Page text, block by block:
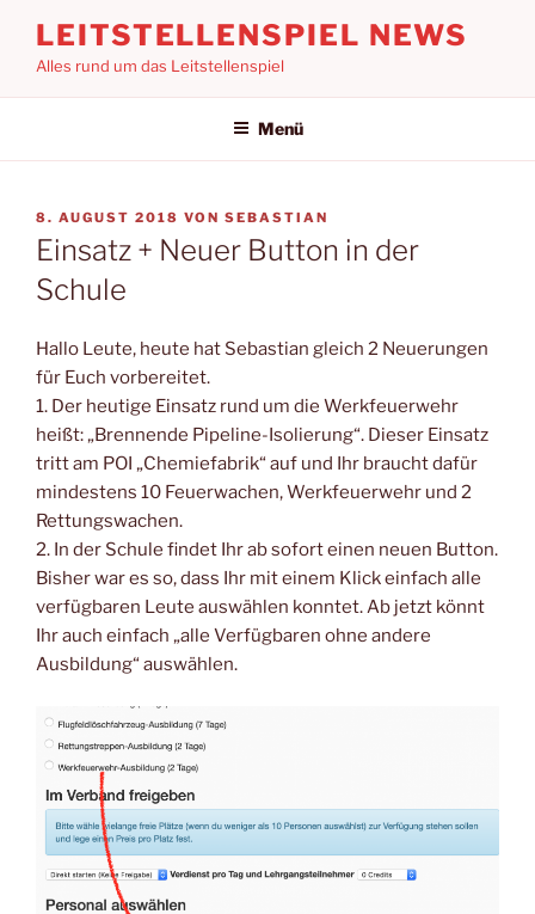
Inhalt
springen
LEITSTELLENSPIEL NEWS
Alles rund um das Leitstellenspiel
Menü
VERÖFFENTLICHT
AM
8. AUGUST 2018 VON SEBASTIAN
Einsatz + Neuer Button in der
Schule
Hallo Leute, heute hat Sebastian gleich 2 Neuerungen
für Euch vorbereitet.
1. Der heutige Einsatz rund um die Werkfeuerwehr
heißt: „Brennende Pipeline-Isolierung“. Dieser Einsatz
tritt am POI „Chemiefabrik“ auf und Ihr braucht dafür
mindestens 10 Feuerwachen, Werkfeuerwehr und 2
Rettungswachen.
2. In der Schule findet Ihr ab sofort einen neuen Button.
Bisher war es so, dass Ihr mit einem Klick einfach alle
verfügbaren Leute auswählen konntet. Ab jetzt könnt
Ihr auch einfach „alle Verfügbaren ohne andere
Ausbildung“ auswählen.